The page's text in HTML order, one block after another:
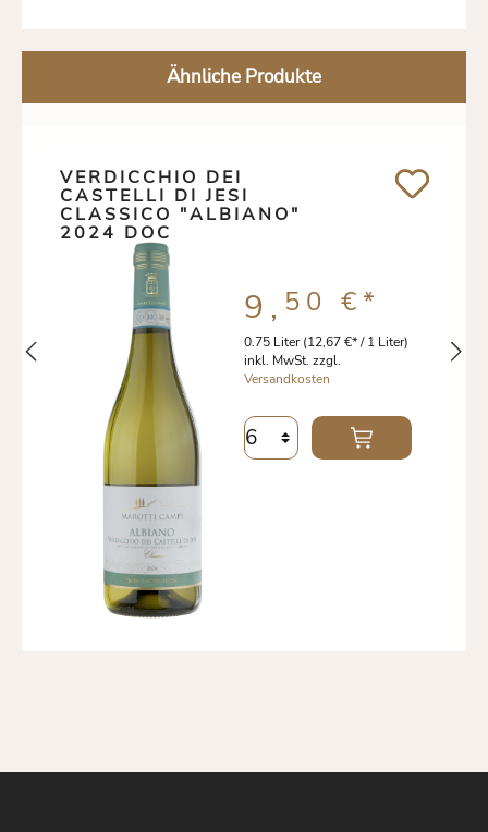
Ähnliche Produkte
VERDICCHIO DEI
CASTELLI DI JESI
CLASSICO "ALBIANO"
2024 DOC
0.75 Liter(12,67 €* / 1 Liter)
inkl. MwSt. zzgl.
Versandkosten
9, 50 €*